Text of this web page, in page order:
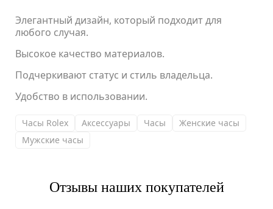
Элегантный дизайн, который подходит для
любого случая.
Высокое качество материалов.
Подчеркивают статус и стиль владельца.
Удобство в использовании.
Часы Rolex Аксессуары Часы
Женские часы
Мужские часы
Отзывы наших покупателей